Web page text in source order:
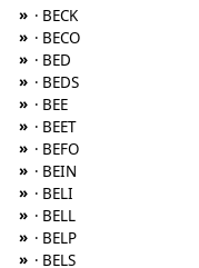
» · BECK
» · BECO
» · BED
» · BEDS
» · BEE
» · BEET
» · BEFO
» · BEIN
» · BELI
» · BELL
» · BELP
» · BELS